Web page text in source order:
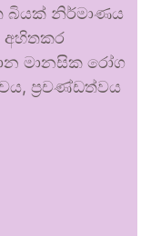
බියක් නිර්මාණය
අහිතකර
මානසික රෝග
ප්‍රචණ්ඩත්වය